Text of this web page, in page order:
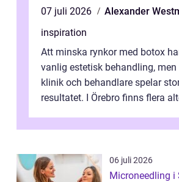
07 juli 2026
Alexander
inspiration
Att minska rynkor med botox
vanlig estetisk behandling,
klinik och behandlare spelar
resultatet. I Örebro finns flera
06 juli 2026
Microneedling i